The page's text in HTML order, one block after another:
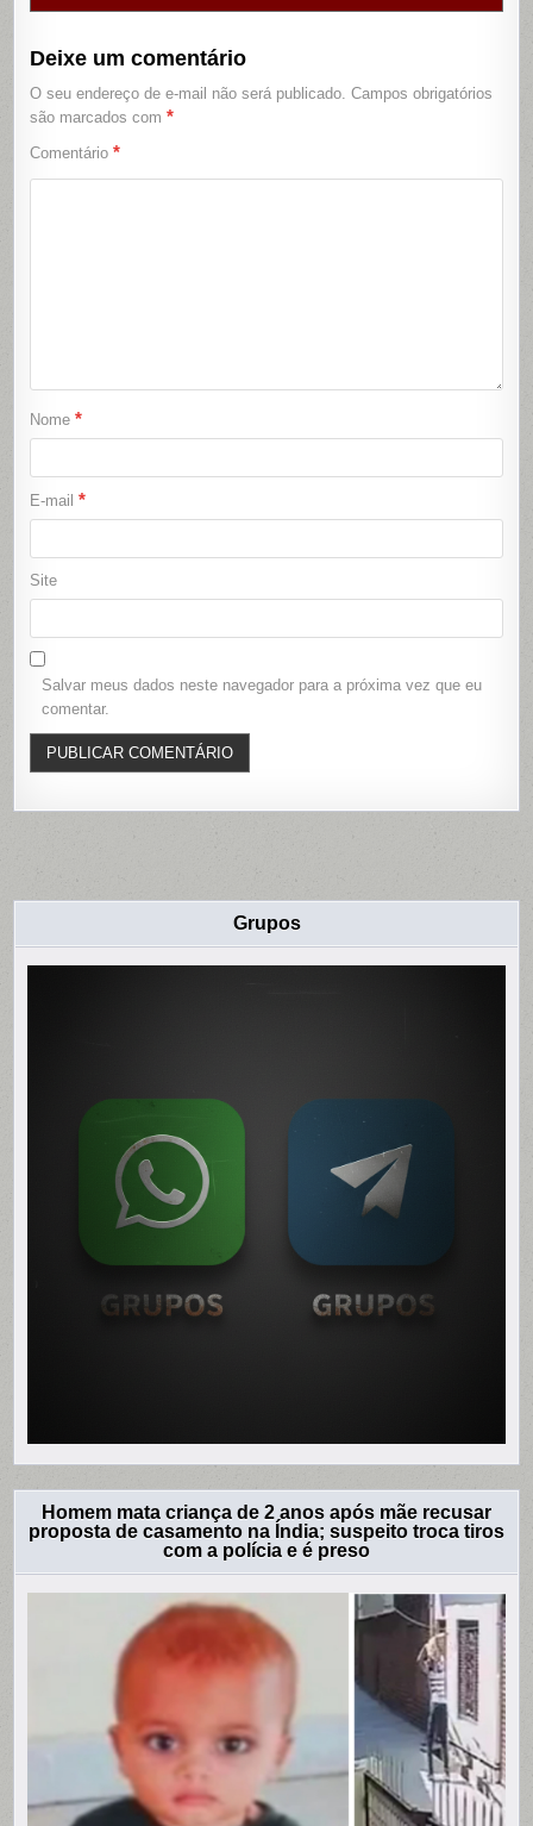
Deixe um comentário
O seu endereço de e-mail não será publicado. Campos obrigatórios
são marcados com*
Comentário*
Nome*
E-mail*
Site
Salvar meus dados neste navegador para a próxima vez que eu
comentar.
Grupos
Homem mata criança de 2 anos após mãe recusar
proposta de casamento na Índia; suspeito troca tiros
com a polícia e é preso